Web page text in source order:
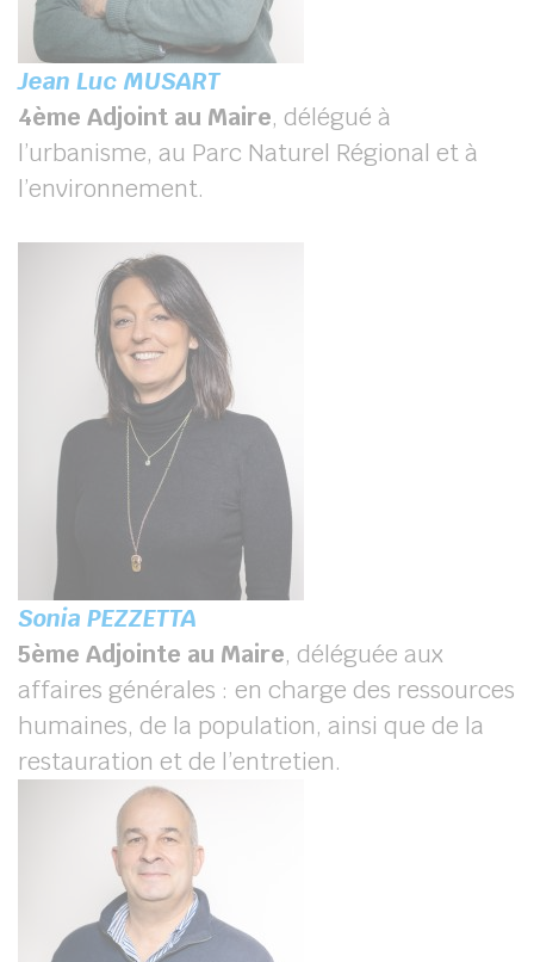
Jean Luc MUSART
4ème Adjoint au Maire, délégué à
l’urbanisme, au Parc Naturel Régional et à
l’environnement.
Sonia PEZZETTA
5ème Adjointe au Maire, déléguée aux
affaires générales : en charge des ressources
humaines, de la population, ainsi que de la
restauration et de l’entretien.